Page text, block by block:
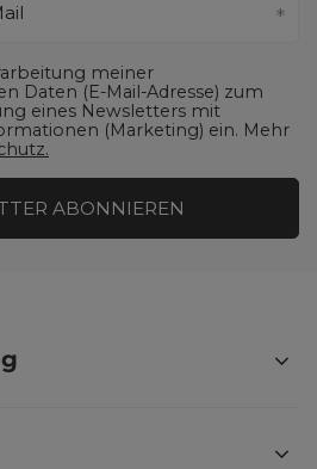
meiner
Daten (E-Mail-Adresse) zum
eines Newsletters mit
(Marketing) ein. Mehr
ABONNIEREN